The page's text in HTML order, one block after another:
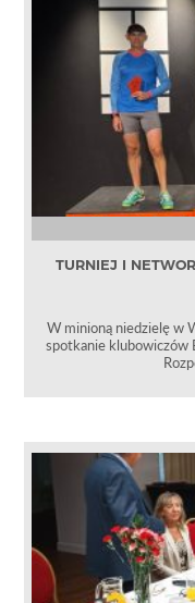
TURNIEJ I
W minioną niedzielę w
spotkanie klubowiczów